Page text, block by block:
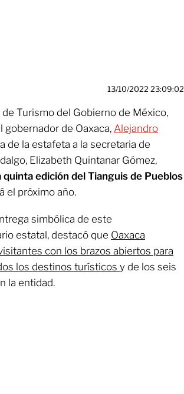
13/10/2022 23:09:02
Turismo del Gobierno de México,
gobernador de Oaxaca, Alejandro
de la estafeta a la secretaria de
Elizabeth Quintanar Gómez,
quinta edición del Tianguis de Pueblos
el próximo año.
simbólica de este
estatal, destacó que Oaxaca
con los brazos abiertos para
los destinos turísticos y de los seis
la entidad.